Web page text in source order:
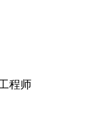
程师